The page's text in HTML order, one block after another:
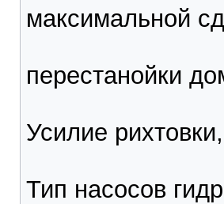
максимальной
перестанойки
Усилие
Тип насосов